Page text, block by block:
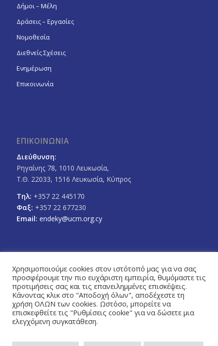
Δήμοι – Μέλη
Δράσεις – Εργασίες
Νομοθεσία
Διεθνείς Σχέσεις
Ενημέρωση
Επικοινωνία
ΕΠΙΚΟΙΝΩΝΙΑ
Διεύθυνση:
Ρηγαίνης 78, 1010 Λευκωσία,
Τ.Θ. 22033, 1516 Λευκωσία, Κύπρος
Τηλ: +357 22 445170
Φαξ: +357 22 677230
Email: endeky@ucm.org.cy
FOLLOW US
Facebook
Twitter
Χρησιμοποιούμε cookies στον ιστότοπό μας για να σας
προσφέρουμε την πιο ευχάριστη εμπειρία, θυμόμαστε τις
προτιμήσεις σας και τις επανειλημμένες επισκέψεις.
Κάνοντας κλικ στο "Αποδοχή όλων", αποδέχεστε τη
χρήση ΟΛΩΝ των cookies. Ωστόσο, μπορείτε να
επισκεφθείτε τις "Ρυθμίσεις cookie" για να δώσετε μια
ελεγχόμενη συγκατάθεση.